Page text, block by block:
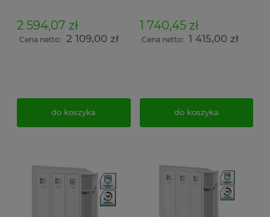
wysuwana Pw 431 półka
na obuwie 219x120x74,5
2 594,07 zł
Cena netto: 2 109,00 zł
do koszyka
1 740,45 zł
Cena netto: 1 415,00 zł
do koszyka